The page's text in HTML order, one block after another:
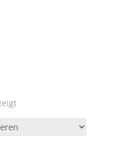
Nach
sortiert